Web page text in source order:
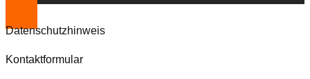
Datenschutzhinweis
Kontaktformular